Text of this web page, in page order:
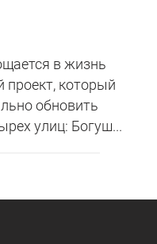
в жизнь
проект, который
обновить
улиц: Богуш...